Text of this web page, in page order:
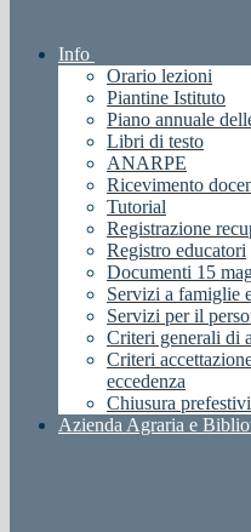
Info
Orario lezioni
Piantine Istituto
Piano annuale
Libri di testo
ANARPE
Ricevimento
Tutorial
Registrazione
Registro educatori
Documenti 15
Servizi a famiglie
Servizi per il
Criteri generali di
Criteri
eccedenza
Chiusura prefestivi
Azienda Agraria e